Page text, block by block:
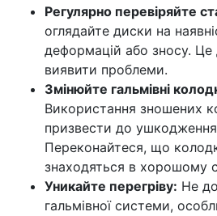
Регулярно перевіряйте
оглядайте диски на
деформацій або зносу. Це
виявити проблеми.
Змінюйте гальмівні
Використання зношених
призвести до ушкодження
Переконайтеся, що
знаходяться в хорошому
Уникайте перегріву: Не
гальмівної системи,